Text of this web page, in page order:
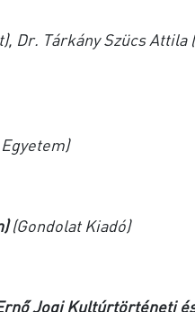
Dr. Tárkány Szücs
(Gondolat Kiadó)
Jogi Kultúrtörténeti